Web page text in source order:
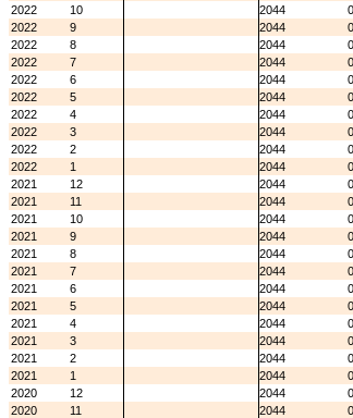
2022
10 2044
0
2022
9 2044
0
2022
8 2044
0
2022
7 2044
0
2022
6 2044
0
2022
5 2044
0
2022
4 2044
0
2022
3 2044
0
2022
2 2044
0
2022
1 2044
0
2021
12 2044
0
2021
11 2044
0
2021
10 2044
0
2021
9 2044
0
2021
8 2044
0
2021
7 2044
0
2021
6 2044
0
2021
5 2044
0
2021
4 2044
0
2021
3 2044
0
2021
2 2044
0
2021
1 2044
0
2020
12 2044
0
2020
11 2044
0